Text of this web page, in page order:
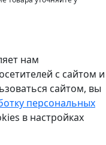
нам
с сайтом и
сайтом, вы
персональных
в настройках